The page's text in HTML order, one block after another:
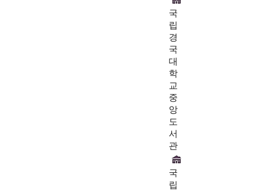
국
립
경
국
대
학
교
중
앙
도
서
관
국
립